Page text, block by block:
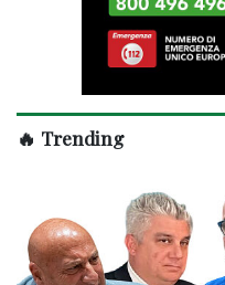
🔥 Trending